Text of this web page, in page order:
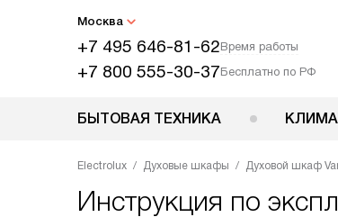
Москва
+7 495 646-81-62Время работы
+7 800 555-30-37Бесплатно по РФ
БЫТОВАЯ ТЕХНИКА
Electrolux Духовые шкафы Духовой шкаф
Инструкция по